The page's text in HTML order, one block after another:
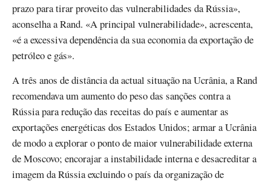
prazo para tirar proveito das vulnerabilidades da Rússia»,
aconselha a Rand. «A principal vulnerabilidade», acrescenta,
«é a excessiva dependência da sua economia da exportação de
petróleo e gás».
A três anos de distância da actual situação na Ucrânia, a Rand
recomendava um aumento do peso das sanções contra a
Rússia para redução das receitas do país e aumentar as
exportações energéticas dos Estados Unidos; armar a Ucrânia
de modo a explorar o ponto de maior vulnerabilidade externa
de Moscovo; encorajar a instabilidade interna e desacreditar a
imagem da Rússia excluindo o país da organização de